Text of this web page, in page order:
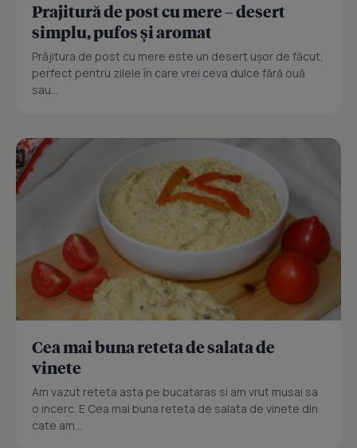
Prajitură de post cu mere – desert
simplu, pufos și aromat
Prăjitura de post cu mere este un desert ușor de făcut,
perfect pentru zilele în care vrei ceva dulce fără ouă
sau...
Cea mai buna reteta de salata de
vinete
Am vazut reteta asta pe bucataras si am vrut musai sa
o incerc. E Cea mai buna reteta de salata de vinete din
cate am...